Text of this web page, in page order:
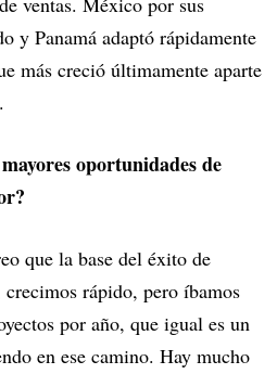
y Panamá adaptó rápidamente
más creció últimamente aparte
oportunidades de
que la base del éxito de
rápido, pero íbamos
por año, que igual es un
en ese camino. Hay mucho